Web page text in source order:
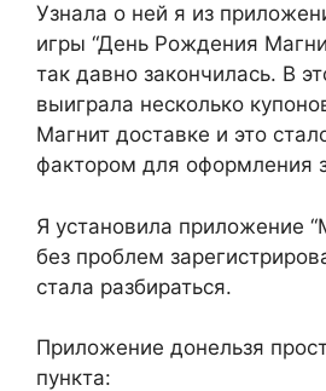
Узнала о ней я из
игры “День Рождения
так давно закончилась. В
выиграла несколько
Магнит доставке и это
фактором для оформления
Я установила приложение
без проблем
стала разбираться.
Приложение донельзя
пункта: